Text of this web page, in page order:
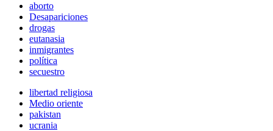
aborto
Desapariciones
drogas
eutanasia
inmigrantes
política
secuestro
libertad religiosa
Medio oriente
pakistan
ucrania